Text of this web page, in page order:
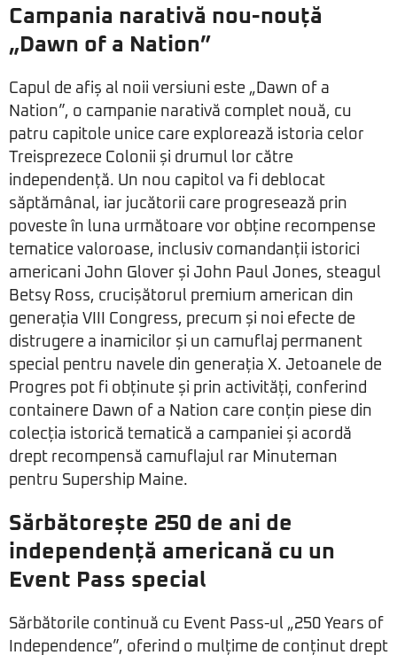
Campania narativă nou-nouță
„Dawn of a Nation”
Capul de afiș al noii versiuni este „Dawn of a
Nation”, o campanie narativă complet nouă, cu
patru capitole unice care explorează istoria celor
Treisprezece Colonii și drumul lor către
independență. Un nou capitol va fi deblocat
săptămânal, iar jucătorii care progresează prin
poveste în luna următoare vor obține recompense
tematice valoroase, inclusiv comandanții istorici
americani John Glover și John Paul Jones, steagul
Betsy Ross, crucișătorul premium american din
generația VIII Congress, precum și noi efecte de
distrugere a inamicilor și un camuflaj permanent
special pentru navele din generația X. Jetoanele de
Progres pot fi obținute și prin activități, conferind
containere Dawn of a Nation care conțin piese din
colecția istorică tematică a campaniei și acordă
drept recompensă camuflajul rar Minuteman
pentru Supership Maine.
Sărbătorește 250 de ani de
independență americană cu un
Event Pass special
Sărbătorile continuă cu Event Pass-ul „250 Years of
Independence”, oferind o mulțime de conținut drept